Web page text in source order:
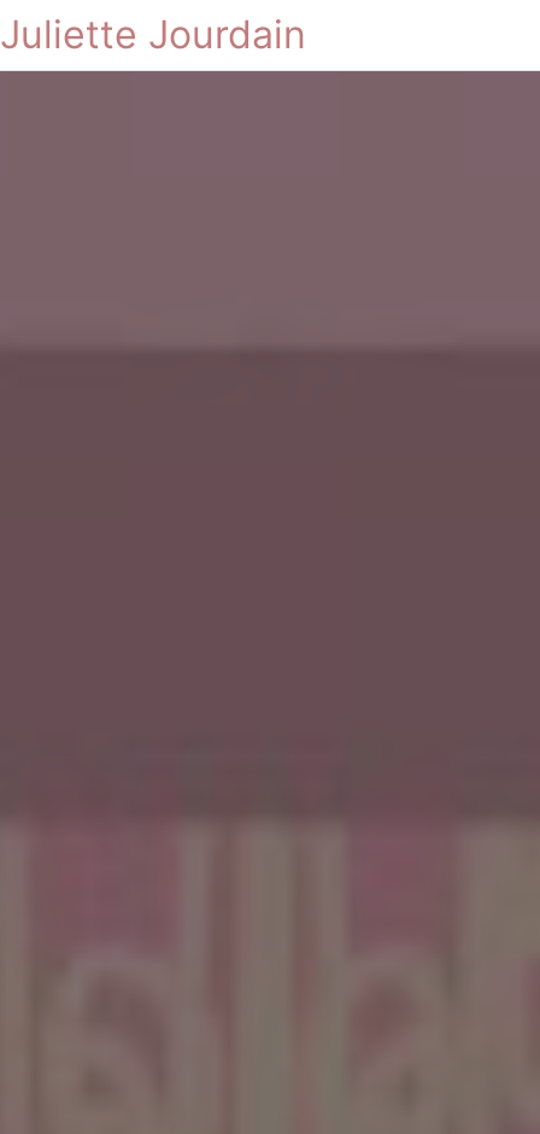
Juliette Jourdain